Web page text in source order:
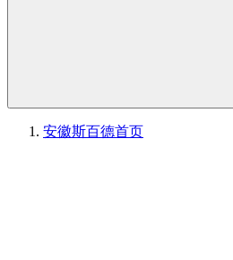
安徽斯百德首页